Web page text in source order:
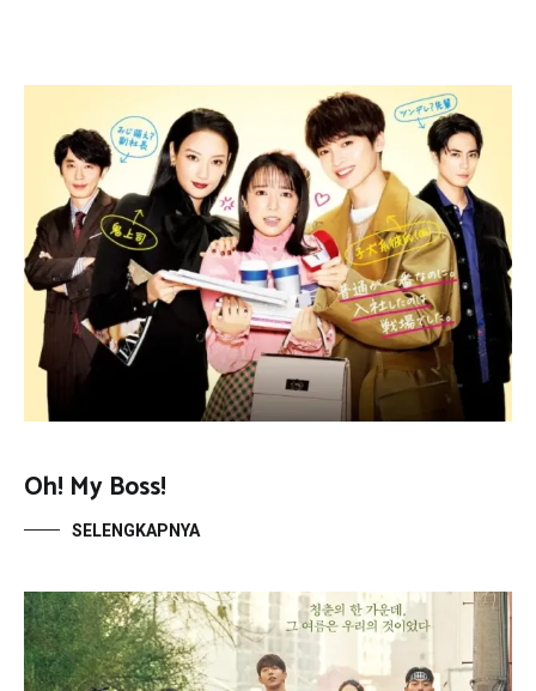
Oh! My Boss!
SELENGKAPNYA